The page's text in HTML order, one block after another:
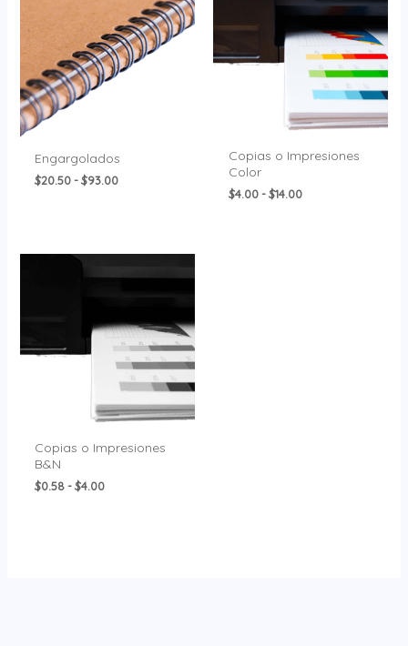
Engargolados
$20.50 - $93.00
desde
$20.50
hasta
$93.00
Copias o Impresiones
Color
$4.00 - $14.00
desde
$4.00
hasta
$14.00
Copias o Impresiones
B&N
$0.58 - $4.00
de
hasta
$4.00